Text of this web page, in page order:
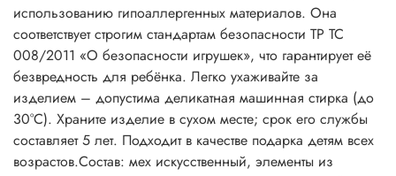
использованию гипоаллергенных материалов. Она
соответствует строгим стандартам безопасности ТР ТС
008/2011 «О безопасности игрушек», что гарантирует её
безвредность для ребёнка. Легко ухаживайте за
изделием – допустима деликатная машинная стирка (до
30°C). Храните изделие в сухом месте; срок его службы
составляет 5 лет. Подходит в качестве подарка детям всех
возрастов.Состав: мех искусственный, элементы из